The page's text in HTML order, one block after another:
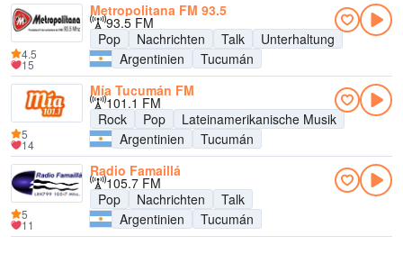
Metropolitana FM 93.5
93.5 FM
Pop
Nachrichten Talk
Unterhaltung
Argentinien
Tucumán
4.5
15
Mía Tucumán FM
101.1 FM
Rock
Pop
Lateinamerikanische Musik
Argentinien
Tucumán
5
14
Radio Famaillá
105.7 FM
Pop
Nachrichten
Talk
Argentinien
Tucumán
5
11